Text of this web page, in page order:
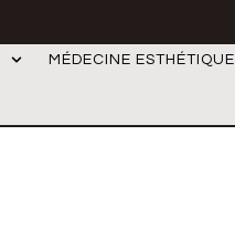
MÉDECINE ESTHÉTIQUE